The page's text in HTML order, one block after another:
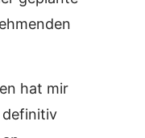
hat mir
definitiv